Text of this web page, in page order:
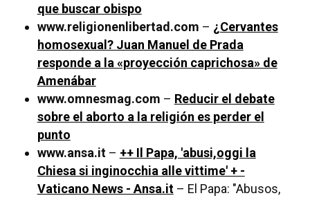
que buscar obispo
www.religionenlibertad.com – ¿Cervantes
homosexual? Juan Manuel de Prada
responde a la «proyección caprichosa» de
Amenábar
www.omnesmag.com – Reducir el debate
sobre el aborto a la religión es perder el
punto
www.ansa.it– ++ Il Papa, 'abusi,oggi la
Chiesa si inginocchia alle vittime' + -
Vaticano News - Ansa.it– El Papa: "Abusos,